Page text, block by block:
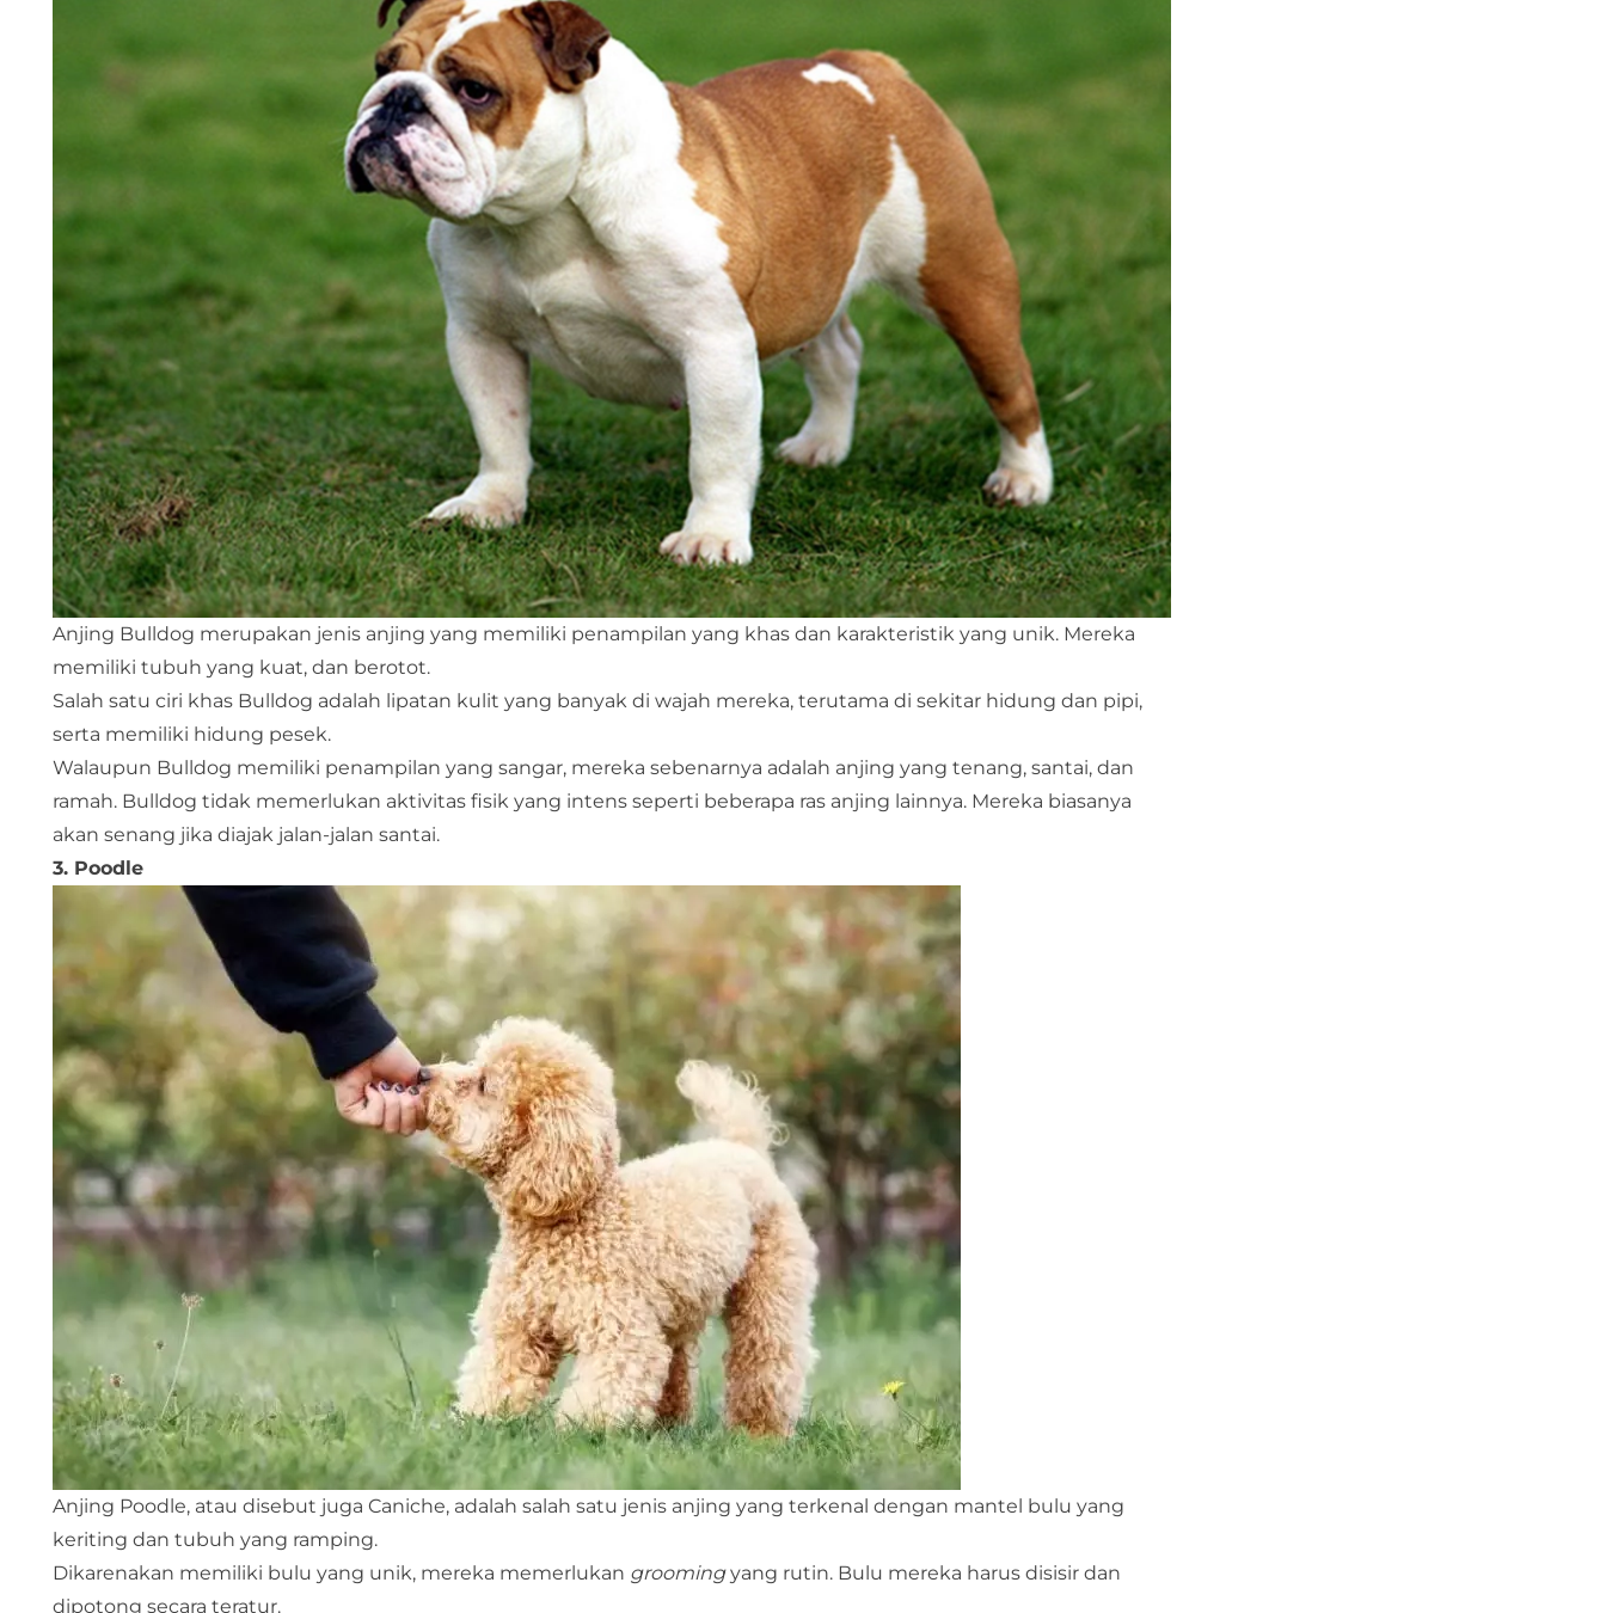
Anjing Bulldog merupakan jenis anjing yang memiliki penampilan yang khas dan karakteristik yang unik. Mereka
memiliki tubuh yang kuat, dan berotot.
Salah satu ciri khas Bulldog adalah lipatan kulit yang banyak di wajah mereka, terutama di sekitar hidung dan pipi,
serta memiliki hidung pesek.
Walaupun Bulldog memiliki penampilan yang sangar, mereka sebenarnya adalah anjing yang tenang, santai, dan
ramah. Bulldog tidak memerlukan aktivitas fisik yang intens seperti beberapa ras anjing lainnya. Mereka biasanya
akan senang jika diajak jalan-jalan santai.
3. Poodle
Anjing Poodle, atau disebut juga Caniche, adalah salah satu jenis anjing yang terkenal dengan mantel bulu yang
keriting dan tubuh yang ramping.
Dikarenakan memiliki bulu yang unik, mereka memerlukan groomingyang rutin. Bulu mereka harus disisir dan
dipotong secara teratur.